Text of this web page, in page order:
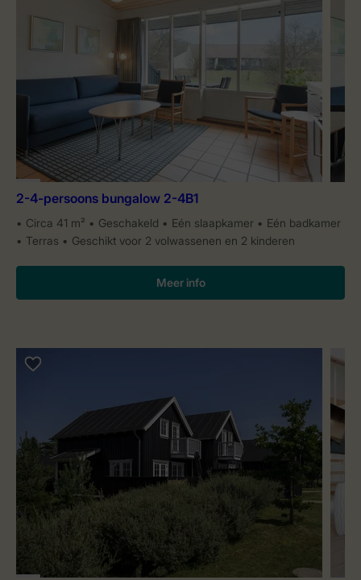
2-4-persoons bungalow 2-4B1
Circa 41 m² Geschakeld Eén slaapkamer
Eén badkamer
Terras
Geschikt voor 2 volwassenen en 2 kinderen
Meer info